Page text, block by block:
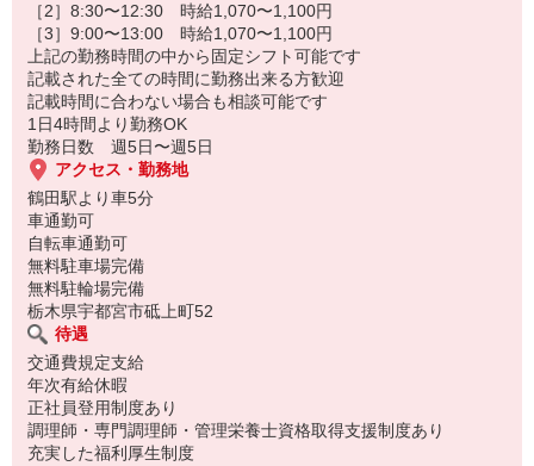
［2］8:30〜12:30 時給1,070〜1,100円
［3］9:00〜13:00 時給1,070〜1,100円
上記の勤務時間の中から固定シフト可能です
記載された全ての時間に勤務出来る方歓迎
記載時間に合わない場合も相談可能です
1日4時間より勤務OK
勤務日数 週5日〜週5日
アクセス・勤務地
鶴田駅より車5分
車通勤可
自転車通勤可
無料駐車場完備
無料駐輪場完備
栃木県宇都宮市砥上町52
待遇
交通費規定支給
年次有給休暇
正社員登用制度あり
調理師・専門調理師・管理栄養士資格取得支援制度あり
充実した福利厚生制度